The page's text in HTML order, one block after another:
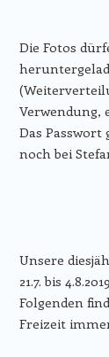
Die Fotos
Verwendung,
Das Passwort
noch bei
Unsere
21.7. bis
Folgenden
Freizeit